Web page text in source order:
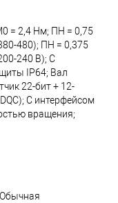
= 2,4 Нм; ПН = 0,75
480); ПН = 0,375
240 В); С
IP64; Вал
22-бит + 12-
С интерфейсом
вращения;
Обычная